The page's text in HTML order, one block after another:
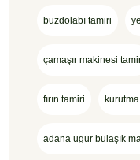
buzdolabı tamiri
çamaşır makinesi
fırın tamiri kurutma
adana ugur bulaşık